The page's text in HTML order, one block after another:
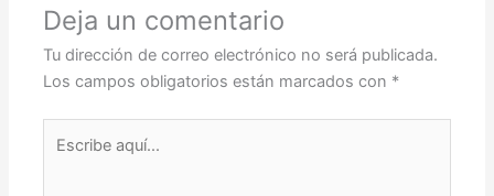
Deja un comentario
Tu dirección de correo electrónico no será publicada.
Los campos obligatorios están marcados con *
aquí...